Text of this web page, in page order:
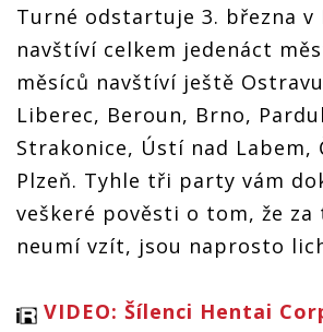
Minute a
Prago
Union
jedou na
turné.
Pražskej
teplárenskej
sjezd
březnu
Union
jedou na
společné
turné.
Pražskej
teplárenskej
sjezd
začne v
březnu
Minute
Union
turné.
začne v
březnu
Turné odstartuje 3. března v
navštíví celkem jedenáct
měsíců navštíví ještě
Liberec, Beroun, Brno,
Strakonice, Ústí nad Labem,
Plzeň. Tyhle tři party vám
veškeré pověsti o tom, že za
neumí vzít, jsou naprosto
VIDEO: Šílenci Hentai